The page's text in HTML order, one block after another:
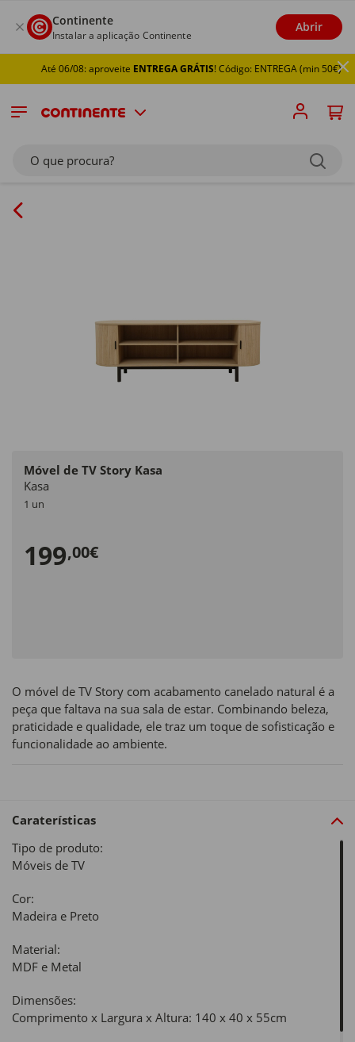
Continente
Instalar a aplicação Continente
Abrir
Até 06/08: aproveiteENTREGA GRÁTIS! Código: ENTREGA (min 50€)
O que procura?
Móvel de TV Story Kasa
Kasa
1 un
199,00€
O móvel de TV Story com acabamento canelado natural é a
peça que faltava na sua sala de estar. Combinando beleza,
praticidade e qualidade, ele traz um toque de sofisticação e
funcionalidade ao ambiente.
Caraterísticas
Tipo de produto:
Móveis de TV
Cor:
Madeira e Preto
Material:
MDF e Metal
Dimensões:
Comprimento x Largura x Altura: 140 x 40 x 55cm